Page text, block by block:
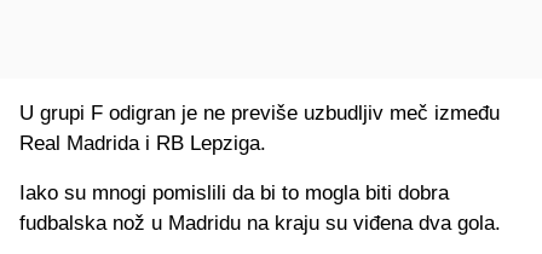
U grupi F odigran je ne previše uzbudljiv meč između
Real Madrida i RB Lepziga.
Iako su mnogi pomislili da bi to mogla biti dobra
fudbalska nož u Madridu na kraju su viđena dva gola.